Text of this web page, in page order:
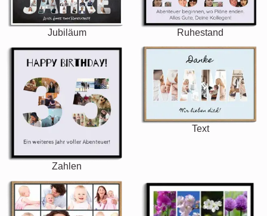
Jubiläum Ruhestand
Zahlen
Text